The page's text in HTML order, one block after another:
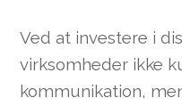
Ved at investere i
virksomheder ikke
kommunikation,